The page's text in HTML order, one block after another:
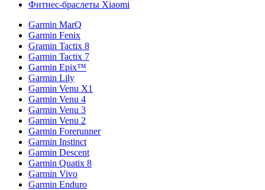
Фитнес-браслеты Xiaomi
Garmin MarQ
Garmin Fenix
Gramin Tactix 8
Garmin Tactix 7
Garmin Epix™
Garmin Lily
Garmin Venu X1
Garmin Venu 4
Garmin Venu 3
Garmin Venu 2
Garmin Forerunner
Garmin Instinct
Garmin Descent
Garmin Quatix 8
Garmin Vivo
Garmin Enduro